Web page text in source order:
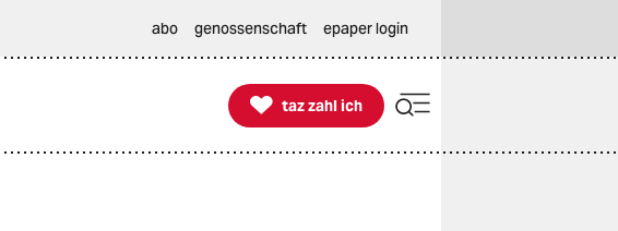
abo genossenschaft epaper login

taz zahl ich
taz zahl ich